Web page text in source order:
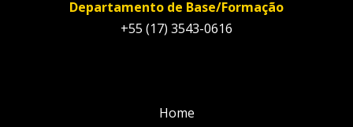
Departamento de Base/Formação
+55 (17) 3543-0616
Home